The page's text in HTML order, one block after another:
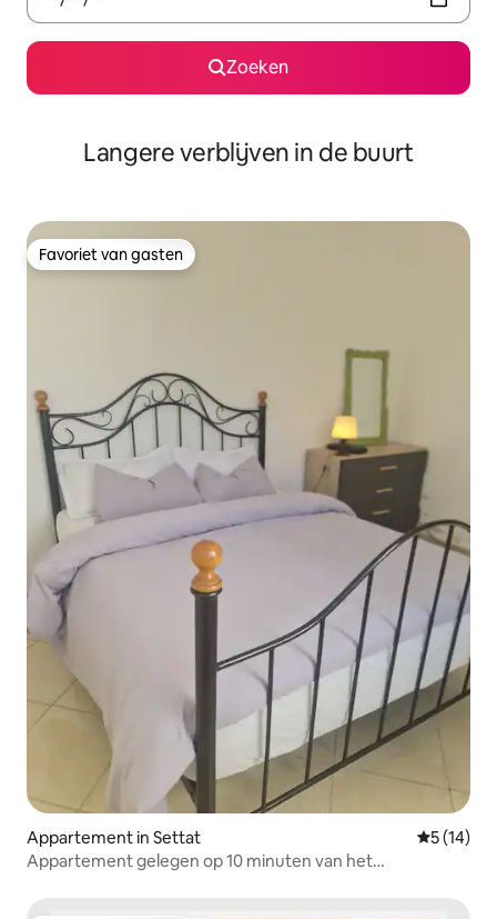
Zoeken
Langere verblijven in de buurt
Favoriet van gasten
Favoriet van gasten
Appartement in Settat
5 (14)
Appartement gelegen op 10 minuten van het